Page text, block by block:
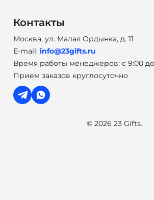
Контакты
Москва, ул. Малая Ордынка, д. 11
E-mail: info@23gifts.ru
Время работы менеджеров: с 9:00 до
Прием заказов круглосуточно
© 2026 23 Gifts.